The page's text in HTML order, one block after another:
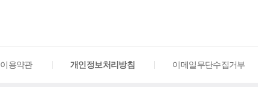
이용약관 개인정보처리방침 이메일무단수집거부